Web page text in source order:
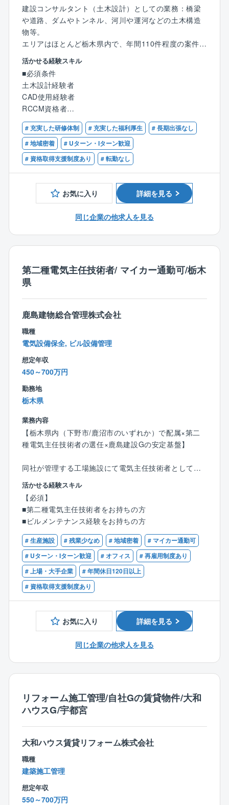
建設コンサルタント（土木設計）としての業務：橋梁
や道路、ダムやトンネル、河川や運河などの土木構造
物等。
エリアはほとんど栃木県内で、年間110件程度の案件を
受け付けています。（PC入力、CAD作業、現場調査
等）
入社後すぐには事務作業（作業図面の作成補助）から
開始いただき徐々に業務を習得いただきます。
※経験に合わせて業務の幅は広げていただきます。
■配属部署
技術部設計課に配属致します。60代男性1名、50代男
性2名、20代女性1名が活躍しています。
■特徴・魅力
縁の下の力持ちでありながら、ときに人々を魅了す
る、人々の生活の利便性や安全性を守るのがこの土木
ため、とてもやりがいのある仕事です。
上記のとおり1名の女性が同社の設計業務を支えていま
チームで行う仕事ですので、チームワークを大切にで
きる方を歓迎します。
活かせる経験スキル
■必須条件
土木設計経験者
CAD使用経験者
RCCM資格者
■歓迎条件
技術士（建設部門）
# 充実した研修体制 # 充実した福利厚生
# 長期出張なし
# 地域密着
# Uターン・Iターン歓迎
# 資格取得支援制度あり
# 転勤なし
お気に入り 詳細を見る
同じ企業の他求人を見る
第二種電気主任技術者/ マイカー通勤可/栃木
県
鹿島建物総合管理株式会社
職種
電気設備保全, ビル設備管理
想定年収
450～700万円
勤務地
栃木県
業務内容
【栃木県内（下野市/鹿沼市のいずれか）で配属×第二
種電気主任技術者の選任×鹿島建設Gの安定基盤】
同社が管理する工場施設にて電気主任技術者として、
電気設備の管理/監督をお任せします。
同社は、鹿島建設が手掛けた誰もが知るような建物を
中心に全国で約2770棟を管理しています
（オフィスビル、大規模複合施設、博物館、データセ
ンター、病院、ホテル、学校、研究施設など）。
【具体的な職務内容】
〇保安規定に基づいた年次点検の指揮及び管理、監督
〇電気設備故障対応時において、関係者（客先、協力
〇電気工作物の工事、維持及び運用に関する修繕及び
設備保守の中長期計画の作成
〇管理計画及び予算作成、損益管理
〇施工現場での電気設備の監督及び品質管理
■年間休日120日以上
■70歳以降も就業可能
■家族手当ライセンス手当（資格）など福利厚生も充実
しております！
■マイカー通勤も相談可！
【社風】
コミュニケーションが取りやすいフラットな社風で
す。
管理部門社員や上司とも話しやすく業務上のトラブル
活かせる経験スキル
【必須】
■第二種電気主任技術者をお持ちの方
■ビルメンテナンス経験をお持ちの方
# 生産施設 # 残業少なめ # 地域密着
# マイカー通勤可
# Uターン・Iターン歓迎
# オフィス
# 再雇用制度あり
# 上場・大手企業
# 年間休日120日以上
# 資格取得支援制度あり
お気に入り 詳細を見る
同じ企業の他求人を見る
リフォーム施工管理/自社Gの賃貸物件/大和
ハウスG/宇都宮
大和ハウス賃貸リフォーム株式会社
職種
建築施工管理
想定年収
550～700万円